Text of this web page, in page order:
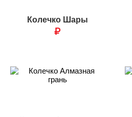
Колечко Шары
₽